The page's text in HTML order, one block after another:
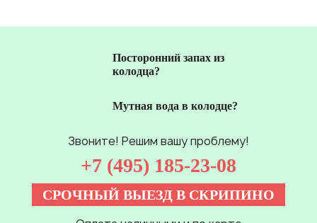
Посторонний запах из
колодца?
Мутная вода в колодце?
Звоните! Решим вашу проблему!
+7 (495) 185-23-08
СРОЧНЫЙ ВЫЕЗД В СКРИПИНО